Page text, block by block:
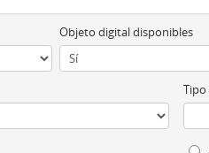
Objeto digital disponibles